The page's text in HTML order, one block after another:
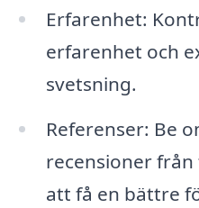
Erfarenhet:
erfarenhet och
svetsning.
Referenser: Be
recensioner
att få en bättre